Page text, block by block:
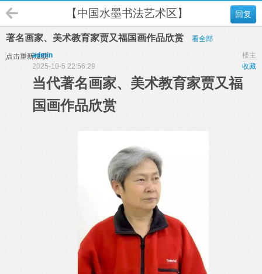
回复
【中国水墨书法艺术区】
著名画家、美术教育家贾又福国画作品欣赏 看全部
点击重新加载 楼主
admin
收藏
2025-10-5 22:56:29
当代著名画家、美术教育家贾又福
国画作品欣赏